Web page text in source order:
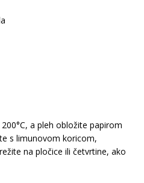
a pleh obložite papirom
s limunovom koricom,
na pločice ili četvrtine, ako